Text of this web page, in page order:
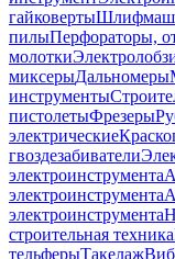
гайковерты
пилыПерфораторы,
молотки
миксерыДальномеры
инструменты
пистолетыФрезеры
электрические
гвоздезабиватели
электроинструмента
электроинструмента
электроинструмента
строительная техника
тельферыТакелаж